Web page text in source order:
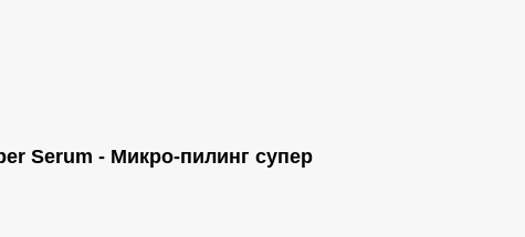
Serum - Микро-пилинг супер